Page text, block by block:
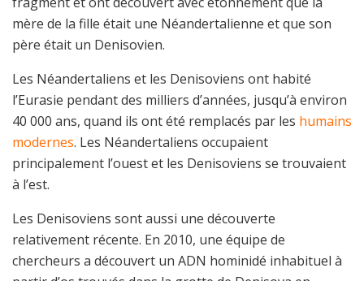
mère de la fille était une Néandertalienne et que son
père était un Denisovien.
Les Néandertaliens et les Denisoviens ont habité
l’Eurasie pendant des milliers d’années, jusqu’à environ
40 000 ans, quand ils ont été remplacés par les humains
modernes. Les Néandertaliens occupaient
principalement l’ouest et les Denisoviens se trouvaient
à l’est.
Les Denisoviens sont aussi une découverte
relativement récente. En 2010, une équipe de
chercheurs a découvert un ADN hominidé inhabituel à